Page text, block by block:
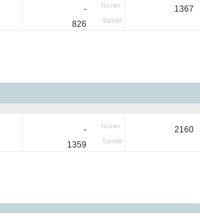
- Nuvær.
826 Samlet
1367
- Nuvær.
1359 Samlet
2160